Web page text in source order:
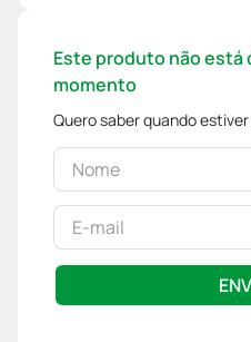
Este produto não está
momento
Quero saber quando